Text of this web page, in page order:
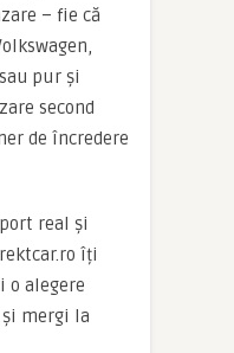
– fie că
pur și
second
de încredere
real și
îți
o alegere
mergi la